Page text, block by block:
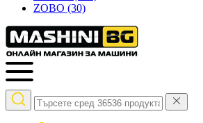
ZOBO (30)